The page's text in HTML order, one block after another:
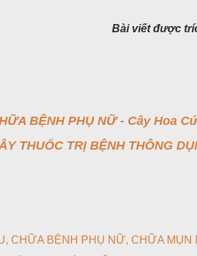
Bài viết được
BỆNH PHỤ NỮ - Cây Hoa
THUỐC TRỊ BỆNH THÔNG
CHỮA BỆNH PHỤ NỮ CHỮA MỤN